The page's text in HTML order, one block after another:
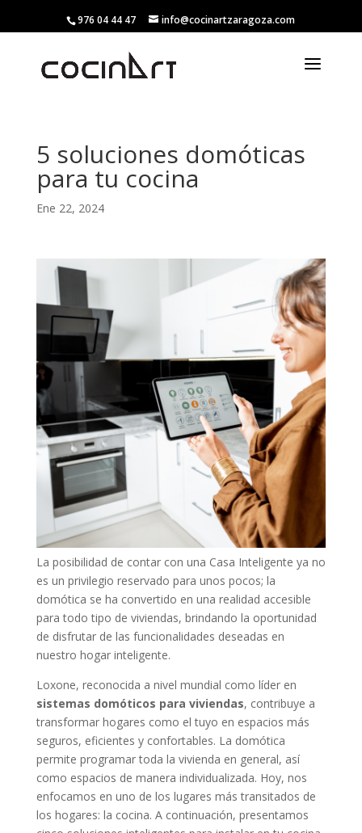
976 04 44 47 info@cocinartzaragoza.com
5 soluciones domóticas
para tu cocina
Ene 22, 2024
La posibilidad de contar con una Casa Inteligente ya no
es un privilegio reservado para unos pocos; la
domótica se ha convertido en una realidad accesible
para todo tipo de viviendas, brindando la oportunidad
de disfrutar de las funcionalidades deseadas en
nuestro hogar inteligente.
Loxone, reconocida a nivel mundial como líder en
sistemas domóticos para viviendas, contribuye a
transformar hogares como el tuyo en espacios más
seguros, eficientes y confortables. La domótica
permite programar toda la vivienda en general, así
como espacios de manera individualizada. Hoy, nos
enfocamos en uno de los lugares más transitados de
los hogares: la cocina. A continuación, presentamos